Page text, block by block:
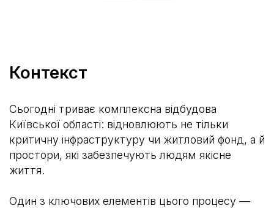
Контекст
Сьогодні триває комплексна відбудова
Київської області: відновлюють не тільки
критичну інфраструктуру чи житловий фонд, а й
простори, які забезпечують людям якісне
життя.
Один з ключових елементів цього процесу —